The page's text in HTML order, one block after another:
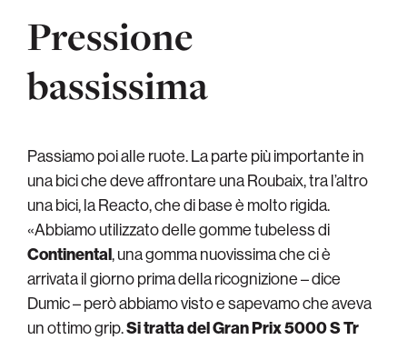
Pressione
bassissima
Passiamo poi alle ruote. La parte più importante in
una bici che deve affrontare una Roubaix, tra l’altro
una bici, la Reacto, che di base è molto rigida.
«Abbiamo utilizzato delle gomme tubeless di
Continental, una gomma nuovissima che ci è
arrivata il giorno prima della ricognizione – dice
Dumic – però abbiamo visto e sapevamo che aveva
un ottimo grip.Si tratta del Gran Prix 5000 S Tr